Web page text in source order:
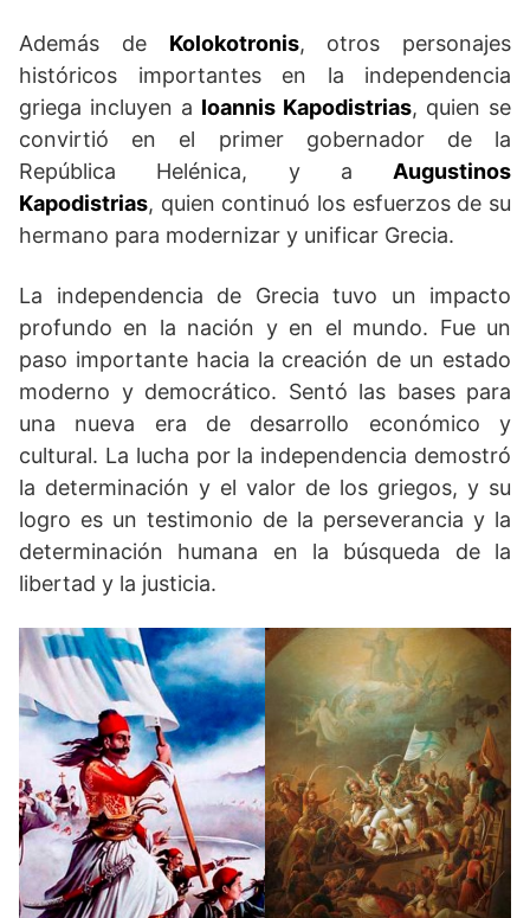
Además de Kolokotronis, otros personajes
históricos importantes en la independencia
griega incluyen a Ioannis Kapodistrias, quien se
convirtió en el primer gobernador de la
República Helénica, y a Augustinos
Kapodistrias, quien continuó los esfuerzos de su
hermano para modernizar y unificar Grecia.
La independencia de Grecia tuvo un impacto
profundo en la nación y en el mundo. Fue un
paso importante hacia la creación de un estado
moderno y democrático. Sentó las bases para
una nueva era de desarrollo económico y
cultural. La lucha por la independencia demostró
la determinación y el valor de los griegos, y su
logro es un testimonio de la perseverancia y la
determinación humana en la búsqueda de la
libertad y la justicia.